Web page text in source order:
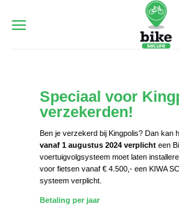
naar
Speciaal voor
verzekerden!
Ben je verzekerd bij Kingpolis? Dan kan
vanaf 1 augustus 2024 verplichteen
voertuigvolgsysteem moet laten
voor fietsen vanaf € 4.500,- een KIWA
systeem verplicht.
Betaling per jaar